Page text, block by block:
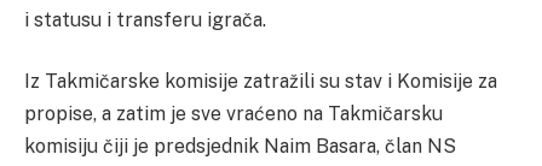
i statusu i transferu igrača.
Iz Takmičarske komisije zatražili su stav i Komisije za
propise, a zatim je sve vraćeno na Takmičarsku
komisiju čiji je predsjednik Naim Basara, član NS